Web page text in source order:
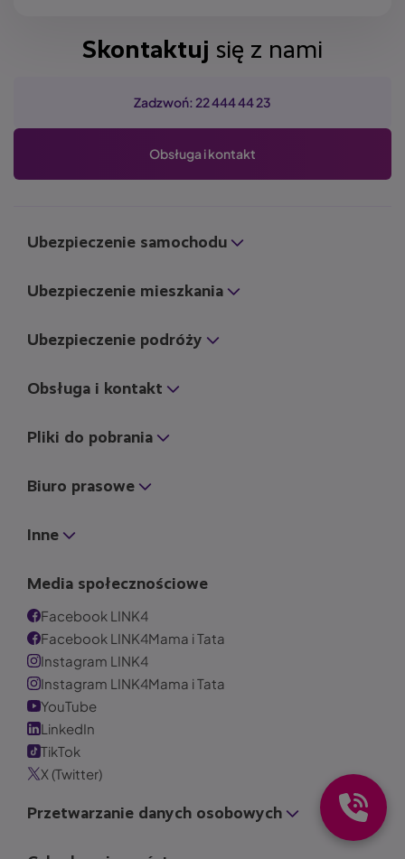
Skontaktuj się z nami
Zadzwoń: 22 444 44 23
Obsługa i kontakt
Ubezpieczenie samochodu
Ubezpieczenie mieszkania
Ubezpieczenie podróży
Obsługa i kontakt
Pliki do pobrania
Biuro prasowe
Inne
Media społecznościowe
Facebook LINK4
Facebook LINK4Mama i Tata
Instagram LINK4
Instagram LINK4Mama i Tata
YouTube
LinkedIn
TikTok
X (Twitter)
Przetwarzanie danych osobowych